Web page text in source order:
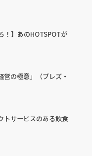
！】あのHOTSPOTが
の極意」（ブレズ・
トサービスのある飲食